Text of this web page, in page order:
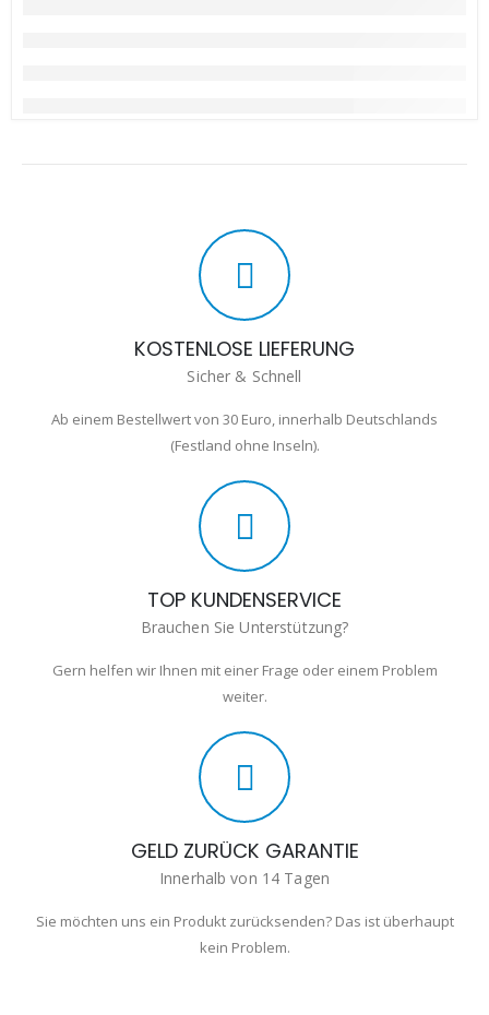
KOSTENLOSE LIEFERUNG
Sicher & Schnell
Ab einem Bestellwert von 30 Euro, innerhalb Deutschlands
(Festland ohne Inseln).
TOP KUNDENSERVICE
Brauchen Sie Unterstützung?
Gern helfen wir Ihnen mit einer Frage oder einem Problem
weiter.
GELD ZURÜCK GARANTIE
Innerhalb von 14 Tagen
Sie möchten uns ein Produkt zurücksenden? Das ist überhaupt
kein Problem.